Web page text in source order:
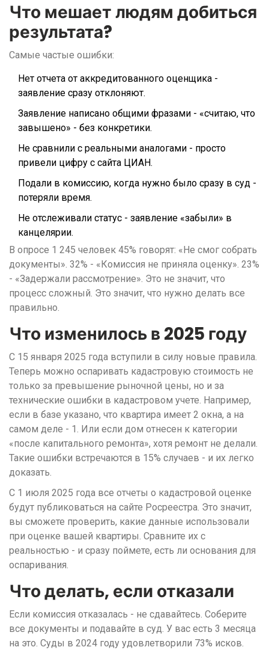
Что мешает людям добиться
результата?
Самые частые ошибки:
Нет отчета от аккредитованного оценщика -
заявление сразу отклоняют.
Заявление написано общими фразами - «считаю, что
завышено» - без конкретики.
Не сравнили с реальными аналогами - просто
привели цифру с сайта ЦИАН.
Подали в комиссию, когда нужно было сразу в суд -
потеряли время.
Не отслеживали статус - заявление «забыли» в
канцелярии.
В опросе 1 245 человек 45% говорят: «Не смог собрать
документы». 32% - «Комиссия не приняла оценку». 23%
- «Задержали рассмотрение». Это не значит, что
процесс сложный. Это значит, что нужно делать все
правильно.
Что изменилось в 2025 году
С 15 января 2025 года вступили в силу новые правила.
Теперь можно оспаривать кадастровую стоимость не
только за превышение рыночной цены, но и за
технические ошибки в кадастровом учете. Например,
если в базе указано, что квартира имеет 2 окна, а на
самом деле - 1. Или если дом отнесен к категории
«после капитального ремонта», хотя ремонт не делали.
Такие ошибки встречаются в 15% случаев - и их легко
доказать.
С 1 июля 2025 года все отчеты о кадастровой оценке
будут публиковаться на сайте Росреестра. Это значит,
вы сможете проверить, какие данные использовали
при оценке вашей квартиры. Сравните их с
реальностью - и сразу поймете, есть ли основания для
оспаривания.
Что делать, если отказали
Если комиссия отказалась - не сдавайтесь. Соберите
все документы и подавайте в суд. У вас есть 3 месяца
на это. Суды в 2024 году удовлетворили 73% исков.